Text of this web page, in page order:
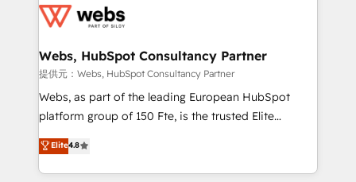
the first time 🔧 Designing and optimising your
and build using HubSpot 🔌 Integrating HubSpot
with other systems 🎓 Training your teams to be
HubSpot pros 📊 Lead generation services using
HubSpot Why us? - SIX HubSpot Accreditations -
CRM, Solutions Architecture, Onboarding , Data
Migration, Custom Integration & Platform
Webs, HubSpot Consultancy Partner
提供元：Webs, HubSpot Consultancy Partner
Webs, as part of the leading European HubSpot
platform group of 150 Fte, is the trusted Elite
HubSpot CRM Partner offering you a roadmap on
maximizing EBITDA and achieving Commercial
Excellence. With our targeted processes, we
Elite4.8